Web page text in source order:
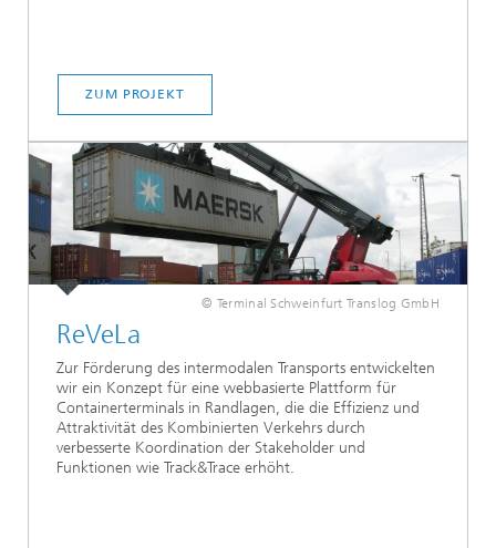
ZUM PROJEKT
© Terminal Schweinfurt Translog GmbH
ReVeLa
Zur Förderung des intermodalen Transports entwickelten
wir ein Konzept für eine webbasierte Plattform für
Containerterminals in Randlagen, die die Effizienz und
Attraktivität des Kombinierten Verkehrs durch
verbesserte Koordination der Stakeholder und
Funktionen wie Track&Trace erhöht.